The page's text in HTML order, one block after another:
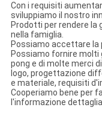
Con i requisiti
sviluppiamo il nostro
Prodotti per rendere la
nella famiglia.
Possiamo accettare la
Possiamo fornire
pong e di molte merci
logo, progettazione
e materiale, requisiti
Cooperiamo bene per
l'informazione